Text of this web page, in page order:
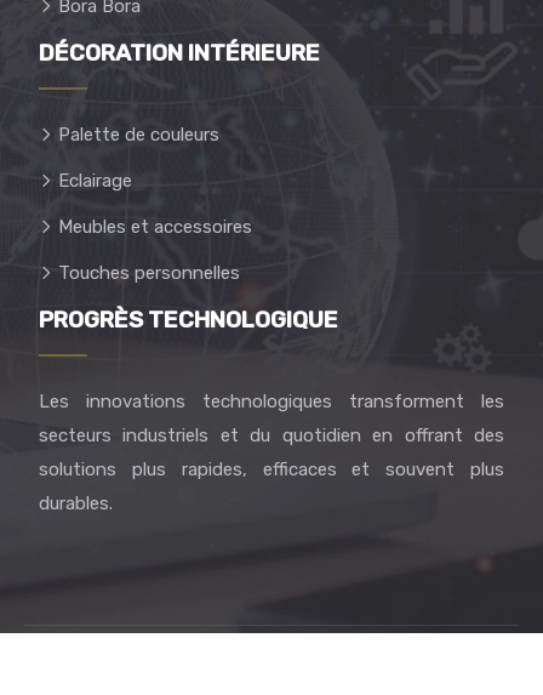
Bora Bora
DÉCORATION INTÉRIEURE
Palette de couleurs
Eclairage
Meubles et accessoires
Touches personnelles
PROGRÈS TECHNOLOGIQUE
Les innovations technologiques transforment les
secteurs industriels et du quotidien en offrant des
solutions plus rapides, efficaces et souvent plus
durables.